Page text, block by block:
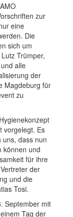
zur
eine
Die
sich um
Trümper,
alle
der
Magdeburg für
zu
vorgelegt. Es
uns, dass nun
können und
für ihre
der
und die
Tosi.
September mit
Tag der